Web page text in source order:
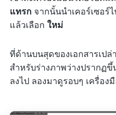
แทรก จากนั้นนำเคอร์เซอร์
แล้วเลือก ใหม่
ที่ด้านบนสุดของเอกสารเป
สำหรับร่างภาพว่างปรากฏขึ้
ลงไป ลองมาดูรอบๆ เครื่อง